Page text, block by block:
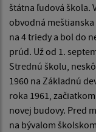
štátna ľudová škola.
obvodná
na 4 triedy a bol do
prúd. Už od 1.
Strednú školu,
1960 na Základnú
roka 1961,
novej budovy. Pred
na bývalom